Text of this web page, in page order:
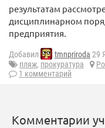
результатам
дисциплинарном
предприятия.
Добавил tmnpriroda 29
пляж, прокуратура
1 комментарий
Комментарии